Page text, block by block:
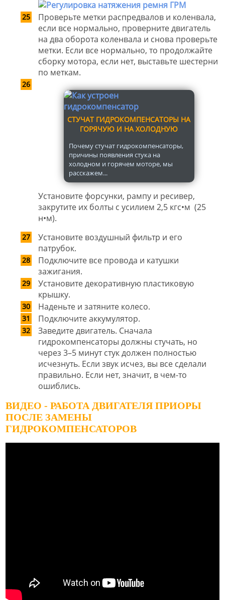
Проверьте метки распредвалов и коленвала,
если все нормально, проверните двигатель
на два оборота коленвала и снова проверьте
метки. Если все нормально, то продолжайте
сборку мотора, если нет, выставьте шестерни
по меткам.
СТУЧАТ ГИДРОКОМПЕНСАТОРЫ НА
ГОРЯЧУЮ И НА ХОЛОДНУЮ
Почему стучат гидрокомпенсаторы,
причины появления стука на
холодном и горячем моторе, мы
расскажем...
Установите форсунки, рампу и ресивер,
закрутите их болты с усилием 2,5 кгс•м (25
н•м).
Установите воздушный фильтр и его
патрубок.
Подключите все провода и катушки
зажигания.
Установите декоративную пластиковую
крышку.
Наденьте и затяните колесо.
Подключите аккумулятор.
Заведите двигатель. Сначала
гидрокомпенсаторы должны стучать, но
через 3–5 минут стук должен полностью
исчезнуть. Если звук исчез, вы все сделали
правильно. Если нет, значит, в чем-то
ошиблись.
ВИДЕО - РАБОТА ДВИГАТЕЛЯ ПРИОРЫ
ПОСЛЕ ЗАМЕНЫ
ГИДРОКОМПЕНСАТОРОВ